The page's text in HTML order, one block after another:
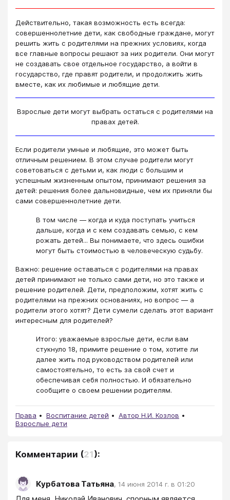
Действительно, такая возможность есть всегда:
совершеннолетние дети, как свободные граждане, могут
решить жить с родителями на прежних условиях, когда
все главные вопросы решают за них родители. Они могут
не создавать свое отдельное государство, а войти в
государство, где правят родители, и продолжить жить
вместе, как их любимые и любящие дети.
Взрослые дети могут выбрать остаться с родителями на
правах детей.
Если родители умные и любящие, это может быть
отличным решением. В этом случае родители могут
советоваться с детьми и, как люди с большим и
успешным жизненным опытом, принимают решения за
детей: решения более дальновидные, чем их приняли бы
сами совершеннолетние дети.
В том числе — когда и куда поступать учиться
дальше, когда и с кем создавать семью, с кем
рожать детей... Вы понимаете, что здесь ошибки
могут быть стоимостью в человеческую судьбу.
Важно: решение оставаться с родителями на правах
детей принимают не только сами дети, но это также и
решение родителей. Дети, предположим, хотят жить с
родителями на прежних основаниях, но вопрос — а
родители этого хотят? Дети сумели сделать этот вариант
интересным для родителей?
Итого: уважаемые взрослые дети, если вам
стукнуло 18, примите решение о том, хотите ли
далее жить под руководством родителей или
самостоятельно, то есть за свой счет и
обеспечивая себя полностью. И обязательно
сообщите о своем решении родителям.
Права Воспитание детей
Автор Н.И. Козлов
Взрослые дети
Комментарии (21):
Курбатова Татьяна, 14 июня 2014 г. в 01:20